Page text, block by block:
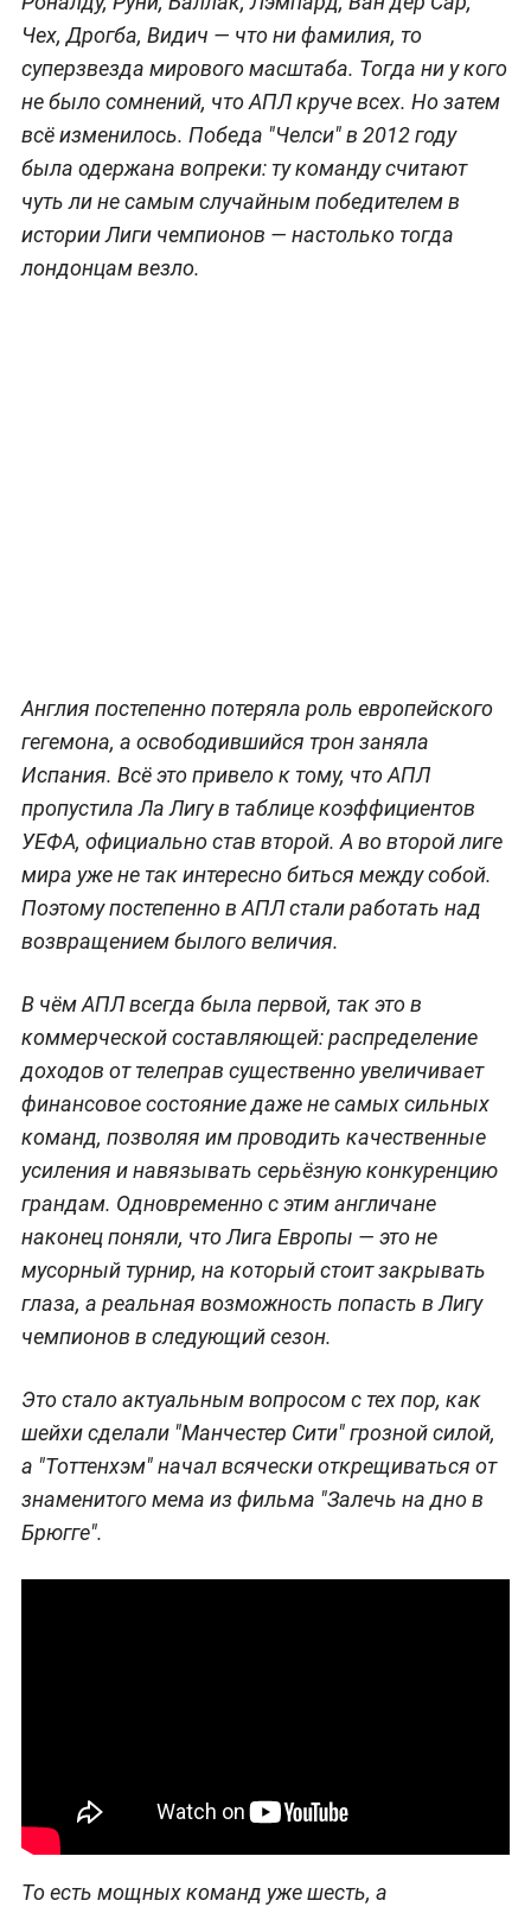
Чех, Дрогба, Видич — что ни фамилия, то
суперзвезда мирового масштаба. Тогда ни у кого
не было сомнений, что АПЛ круче всех. Но затем
всё изменилось. Победа "Челси" в 2012 году
была одержана вопреки: ту команду считают
чуть ли не самым случайным победителем в
истории Лиги чемпионов — настолько тогда
лондонцам везло.
Англия постепенно потеряла роль европейского
гегемона, а освободившийся трон заняла
Испания. Всё это привело к тому, что АПЛ
пропустила Ла Лигу в таблице коэффициентов
УЕФА, официально став второй. А во второй лиге
мира уже не так интересно биться между собой.
Поэтому постепенно в АПЛ стали работать над
возвращением былого величия.
В чём АПЛ всегда была первой, так это в
коммерческой составляющей: распределение
доходов от телеправ существенно увеличивает
финансовое состояние даже не самых сильных
команд, позволяя им проводить качественные
усиления и навязывать серьёзную конкуренцию
грандам. Одновременно с этим англичане
наконец поняли, что Лига Европы — это не
мусорный турнир, на который стоит закрывать
глаза, а реальная возможность попасть в Лигу
чемпионов в следующий сезон.
Это стало актуальным вопросом с тех пор, как
шейхи сделали "Манчестер Сити" грозной силой,
а "Тоттенхэм" начал всячески открещиваться от
знаменитого мема из фильма "Залечь на дно в
Брюгге".
То есть мощных команд уже шесть, а